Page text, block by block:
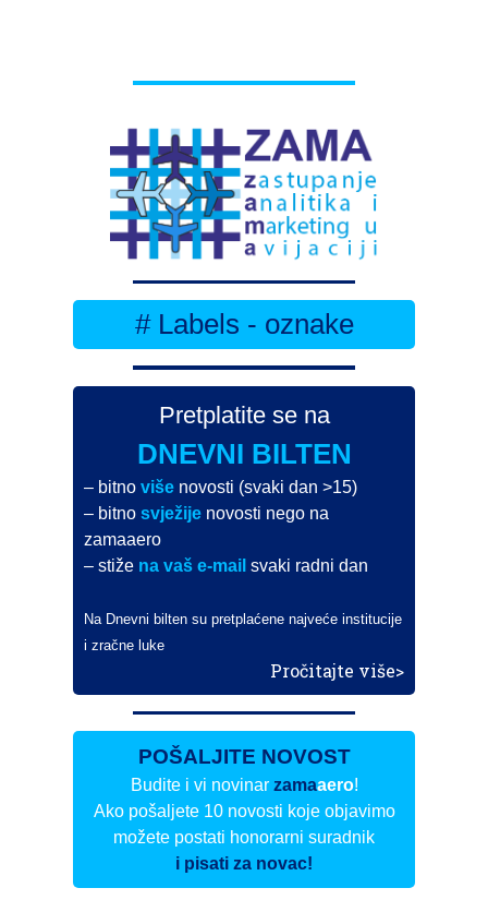
# Labels - oznake
Pretplatite se na
DNEVNI BILTEN
– bitnoviše novosti (svaki dan >15)
– bitnosvježije novosti nego na
zamaaero
– stiže na vaš e-mail svaki radni dan
Na Dnevni bilten su pretplaćene najveće institucije
i zračne luke
Pročitajte više>
POŠALJITE NOVOST
Budite i vi novinar zamaaero!
Ako pošaljete 10 novosti koje objavimo
možete postati honorarni suradnik
i pisati za novac!